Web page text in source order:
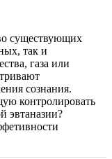
существующих
так и
газа или
сознания.
контролировать
эвтаназии?